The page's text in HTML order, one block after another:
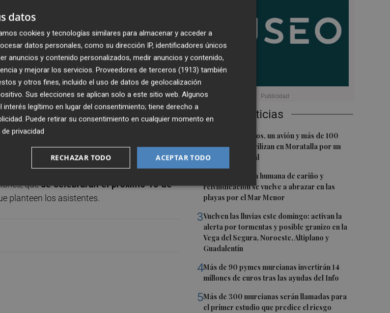
Últimas Noticias
Siete helicópteros, un avión y más de 100
brigadas se movilizan en Moratalla por un
incendio forestal
Una gran cadena humana de cariño y
reivindicación se vuelve a abrazar en las
playas por el Mar Menor
3Vuelven las lluvias este domingo: activan la
alerta por tormentas y posible granizo en la
Vega del Segura, Noroeste, Altiplano y
Guadalentín
4Más de 90 pymes murcianas invertirán 14
millones de euros tras las ayudas del Info
5Más de 300 murcianas serán llamadas para
el primer estudio que predice el riesgo
13 de junio, su candidatura a decano de
las líneas maestras de su programa electoral
de la Salud, Avenida Buenavista, 32,
básicos y clínicos que integran su
una formación en salud del futuro". Ellos
Campos, Juan J. Gascón Cánovas,
Mirapeix, Matilde Moreno Cascales, Javier
Rubio Pedraza, Fernando Santonja
“alternativa e integradora, en defensa de
quese celebrarán el próximo 15 de
planteen los asistentes.
datos
cookies y tecnologías similares para almacenar y acceder a
datos personales, como su dirección IP, identificadores únicos
anuncios y contenido personalizados, medir anuncios y contenido,
y mejorar los servicios. Proveedores de terceros (1913) también
y otros fines, incluido el uso de datos de geolocalización
Sus elecciones se aplican solo a este sitio web. Algunos
interés legítimo en lugar del consentimiento; tiene derecho a
. Puede retirar su consentimiento en cualquier momento en
privacidad
ACEPTAR TODO
RECHAZAR TODO